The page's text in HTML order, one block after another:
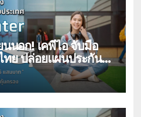
นนอก! เคพีไอ จับมือ
ทย ปล่อยแผนประกัน
ยกระดับความ
ษาเจ็บป่วย-อุบัติเหตุ
แผนประกันเลือกได้ 3-